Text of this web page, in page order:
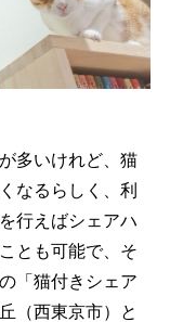
多いけれど、猫
なるらしく、利
行えばシェアハ
とも可能で、そ
「猫付きシェア
（西東京市）と